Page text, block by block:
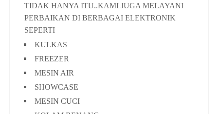
TIDAK HANYA ITU..KAMI JUGA MELAYANI
PERBAIKAN DI BERBAGAI ELEKTRONIK
SEPERTI
KULKAS
FREEZER
MESIN AIR
SHOWCASE
MESIN CUCI